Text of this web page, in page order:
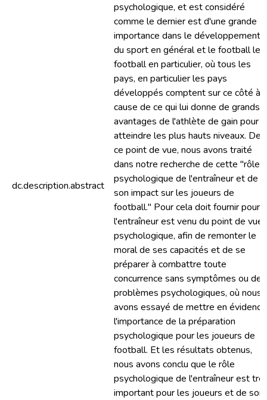
dc.description.abstract
psychologique, et est considéré
comme le dernier est d'une grande
importance dans le développement
du sport en général et le football le
football en particulier, où tous les
pays, en particulier les pays
développés comptent sur ce côté à
cause de ce qui lui donne de grands
avantages de l'athlète de gain pour
atteindre les plus hauts niveaux. De
ce point de vue, nous avons traité
dans notre recherche de cette "rôle
psychologique de l'entraîneur et de
son impact sur les joueurs de
football." Pour cela doit fournir pour
l'entraîneur est venu du point de vue
psychologique, afin de remonter le
moral de ses capacités et de se
préparer à combattre toute
concurrence sans symptômes ou des
problèmes psychologiques, où nous
avons essayé de mettre en évidence
l'importance de la préparation
psychologique pour les joueurs de
football. Et les résultats obtenus,
nous avons conclu que le rôle
psychologique de l'entraîneur est
important pour les joueurs et de son